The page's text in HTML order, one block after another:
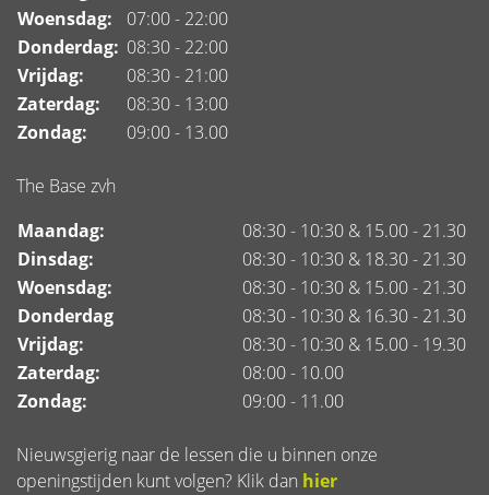
Woensdag:
07:00 - 22:00
Donderdag: 08:30 - 22:00
Vrijdag:
08:30 - 21:00
Zaterdag:
08:30 - 13:00
Zondag:
09:00 - 13.00
The Base zvh
Maandag:
08:30 - 10:30 & 15.00 - 21.30
Dinsdag:
08:30 - 10:30 & 18.30 - 21.30
Woensdag:
08:30 - 10:30 & 15.00 - 21.30
Donderdag
08:30 - 10:30 & 16.30 - 21.30
Vrijdag:
08:30 - 10:30 & 15.00 - 19.30
Zaterdag:
08:00 - 10.00
Zondag:
09:00 - 11.00
Nieuwsgierig naar de lessen die u binnen onze
openingstijden kunt volgen? Klik dan hier